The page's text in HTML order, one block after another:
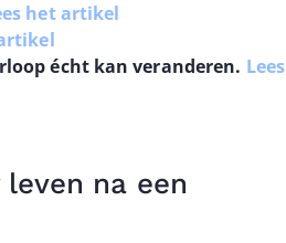
het artikel
écht kan veranderen. Lees
na een